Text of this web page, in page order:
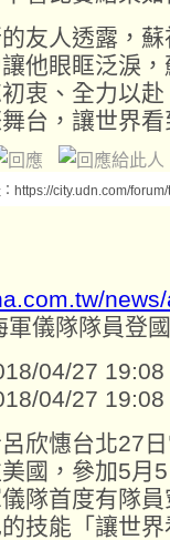
友人透露，
他眼眶泛淚
衷、全力以
台，讓世界
https://city.udn.com/
軍儀隊隊員登
04/27 19:08
04/27 19:08
呂欣憓台北27
國，參加5月
隊首度有隊
技能「讓世